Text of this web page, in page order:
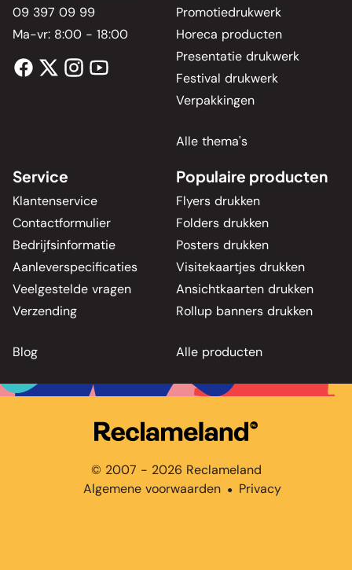
09 397 09 99
Ma-vr: 8:00 - 18:00
Promotiedrukwerk
Horeca producten
Presentatie drukwerk
Festival drukwerk
Verpakkingen
Alle thema's
Service
Klantenservice
Contactformulier
Bedrijfsinformatie
Aanleverspecificaties
Veelgestelde vragen
Verzending
Blog
Populaire producten
Flyers drukken
Folders drukken
Posters drukken
Visitekaartjes drukken
Ansichtkaarten drukken
Rollup banners drukken
Alle producten
© 2007 - 2026 Reclameland
Algemene voorwaarden ● Privacy